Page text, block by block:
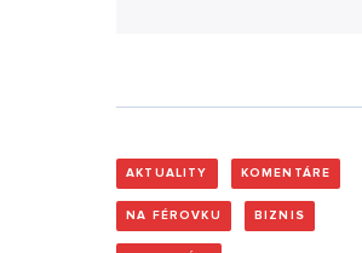
AKTUALITY KOMENTÁRE
NA FÉROVKU BIZNIS